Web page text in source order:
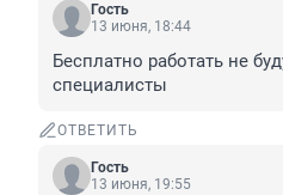
Гость
13 июня, 18:44
Бесплатно работать не
специалисты
ОТВЕТИТЬ
Гость
13 июня, 19:55